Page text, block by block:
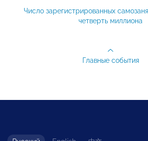
Число зарегистрированных
четверть миллиона
Главные события